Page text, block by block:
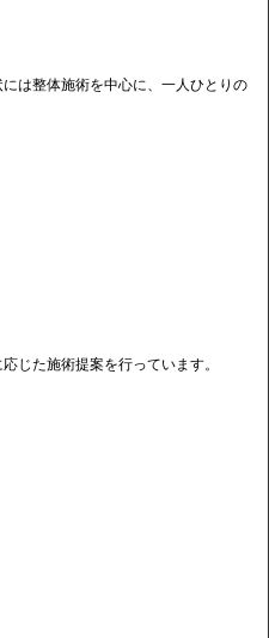
は整体施術を中心に、一人ひとりの
じた施術提案を行っています。